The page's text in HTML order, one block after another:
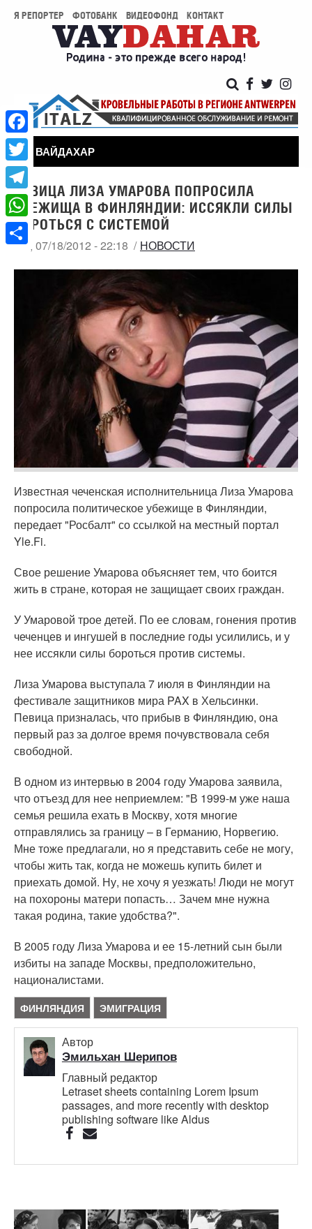
Я РЕПОРТЕР ФОТОБАНК ВИДЕОФОНД КОНТАКТ
ВАЙДАХАР
ПЕВИЦА ЛИЗА УМАРОВА ПОПРОСИЛА
УБЕЖИЩА В ФИНЛЯНДИИ: ИССЯКЛИ СИЛЫ
БОРОТЬСЯ С СИСТЕМОЙ
СР, 07/18/2012 - 22:18 НОВОСТИ
Известная чеченская исполнительница Лиза Умарова
попросила политическое убежище в Финляндии,
передает "Росбалт" со ссылкой на местный портал
Yle.Fi.
Свое решение Умарова объясняет тем, что боится
жить в стране, которая не защищает своих граждан.
У Умаровой трое детей. По ее словам, гонения против
чеченцев и ингушей в последние годы усилились, и у
нее иссякли силы бороться против системы.
Лиза Умарова выступала 7 июля в Финляндии на
фестивале защитников мира PAX в Хельсинки.
Певица призналась, что прибыв в Финляндию, она
первый раз за долгое время почувствовала себя
свободной.
В одном из интервью в 2004 году Умарова заявила,
что отъезд для нее неприемлем: "В 1999-м уже наша
семья решила ехать в Москву, хотя многие
отправлялись за границу – в Германию, Норвегию.
Мне тоже предлагали, но я представить себе не могу,
чтобы жить так, когда не можешь купить билет и
приехать домой. Ну, не хочу я уезжать! Люди не могут
на похороны матери попасть… Зачем мне нужна
такая родина, такие удобства?".
В 2005 году Лиза Умарова и ее 15-летний сын были
избиты на западе Москвы, предположительно,
националистами.
ФИНЛЯНДИЯ ЭМИГРАЦИЯ
Автор
Эмильхан Шерипов
Главный редактор
Letraset sheets containing Lorem Ipsum
passages, and more recently with desktop
publishing software like Aldus
Facebook
Twitter
Telegram
WhatsApp
Share